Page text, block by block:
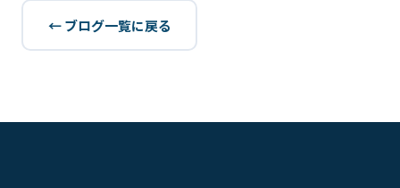
← ブログ一覧に戻る